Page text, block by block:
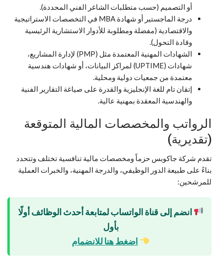
أو التصميم (حسب متطلبات الشاغر الفني المحددة).
درجة الماجستير أو شهادة MBA في التخصصات الاستراتيجية
والاقتصادية (مفضلة ومطلوبة للأدوار الاستشارية الرئيسية
وقادة التحول).
الشهادات المهنية المعتمدة مثل (PMP) لإدارة المشاريع،
شهادات (UPTIME) لمراكز البيانات، أو شهادات هندسية
معتمدة من جمعيات دولية ومحلية.
إتقان تام للغة الإنجليزية والقدرة على صياغة التقارير الفنية
والهندسية المعقدة بمهنية عالية.
الرواتب والمخصصات المالية المتوقعة
(تقديرية)
تقدم شركة جاكوبس حزماً ومخصصات مالية تنافسية تختلف وتتحدد
بناءً على طبيعة الدور الوظيفي، والدرجة المهنية، والخبرات العملية
للمرشحين:
انضم إلى قناة الواتساب لمتابعة أحدث الوظائف أولًا
بأول
اضغط هنا للانضمام